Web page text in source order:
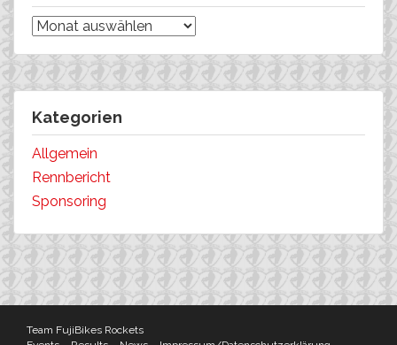
Archiv
Kategorien
Allgemein
Rennbericht
Sponsoring
Team FujiBikes Rockets